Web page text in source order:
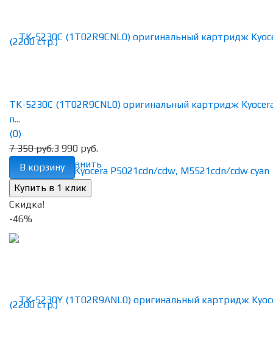
избранное сравнить
TK-5230C (1T02R9CNL0) оригинальный картридж
п...
(0)
7 350 руб.3 990 руб.
В корзину
Скидка!
-46%